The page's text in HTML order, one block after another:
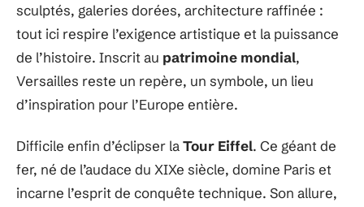
sculptés, galeries dorées, architecture raffinée :
tout ici respire l’exigence artistique et la puissance
de l’histoire. Inscrit au patrimoine mondial,
Versailles reste un repère, un symbole, un lieu
d’inspiration pour l’Europe entière.
Difficile enfin d’éclipser laTour Eiffel. Ce géant de
fer, né de l’audace du XIXe siècle, domine Paris et
incarne l’esprit de conquête technique. Son allure,